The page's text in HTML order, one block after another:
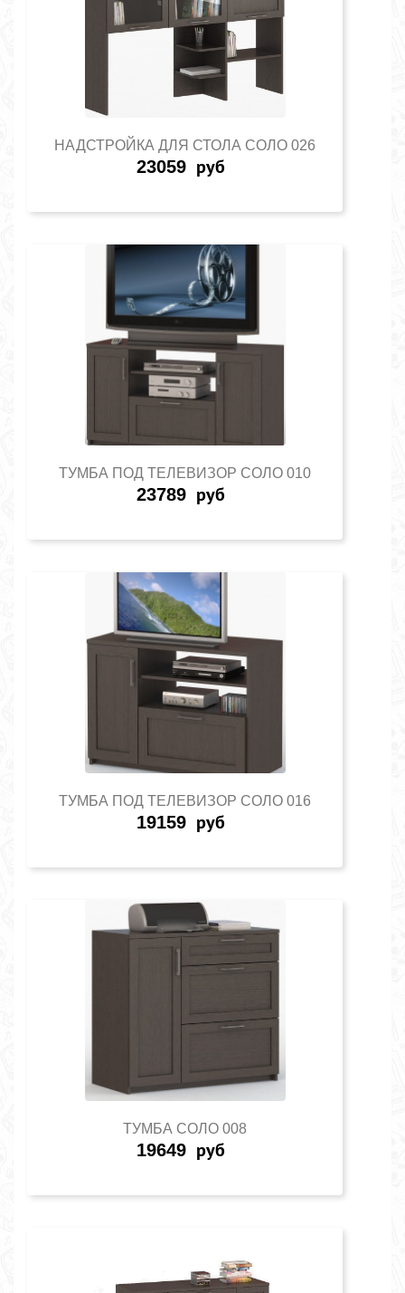
НАДСТРОЙКА ДЛЯ СТОЛА СОЛО 026
23059 руб
ТУМБА ПОД ТЕЛЕВИЗОР СОЛО 010
23789 руб
ТУМБА ПОД ТЕЛЕВИЗОР СОЛО 016
19159 руб
ТУМБА СОЛО 008
19649 руб